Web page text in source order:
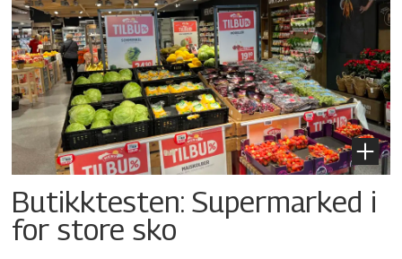
Butikktesten: Supermarked i
for store sko